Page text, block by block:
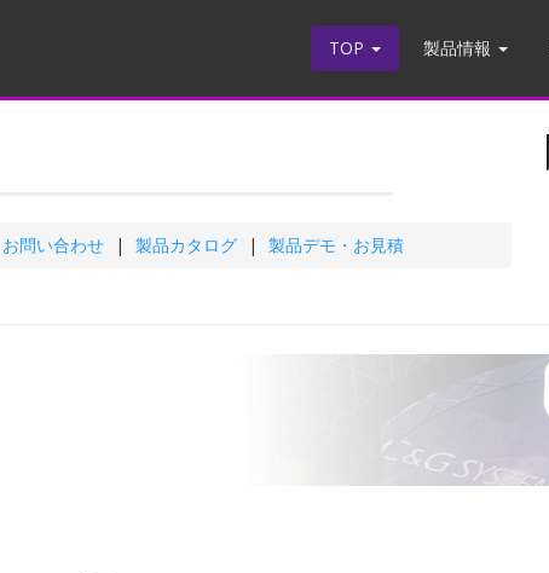
TOP 製品情報
お問い合わせ 製品カタログ 製品デモ・お見積